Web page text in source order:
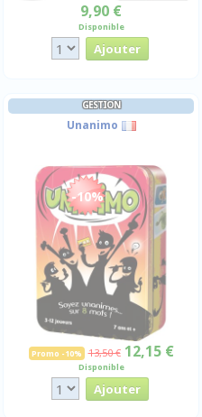
9,90 €
Disponible
GESTION
Unanimo
-10%
Promo -10% 13,50 € 12,15 €
Disponible